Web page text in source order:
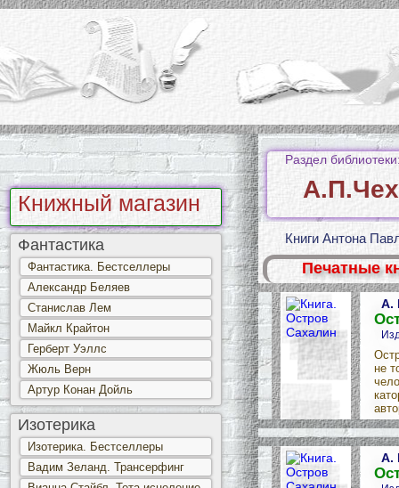
Книжный магазин
Фантастика
Фантастика. Бестселлеры
Александр Беляев
Станислав Лем
Майкл Крайтон
Герберт Уэллс
Жюль Верн
Артур Конан Дойль
Изотерика
Изотерика. Бестселлеры
Вадим Зеланд. Трансерфинг
Раздел
Книги Антона
Печатные
А.
не
А.